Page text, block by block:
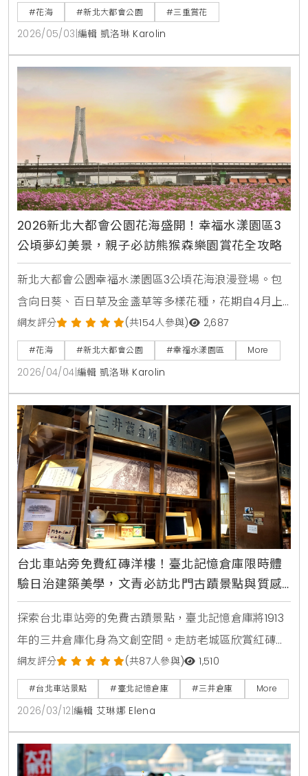
造，更透過百日草等高植株植物，成功建構出適合黃頭
扇尾鶯棲息的微生態系統，這種都市與自然的共生模
式，正是提升休閒生活品質與環境教育價值的關鍵所
在。
#花海 #新北大都會公園 #三重賞花
2026/05/03 編輯 凱洛琳 Karolin
2026新北大都會公園花海盛開！幸福水漾園區3
公頃夢幻美景，親子必訪熊猴森樂園賞花全攻略
新北大都會公園幸福水漾園區3公頃花海浪漫登場。包
含向日葵、百日草及金盞草等多樣花種，花期自4月上
旬起至5月中旬。本文整理最佳賞花時間、交通資訊及
周邊景點，是春日親子旅遊與美拍打卡的必去選擇。
網友評分 (共154人參與) 2,687
#花海 #新北大都會公園 #幸福水漾園區 More
2026/04/04 編輯 凱洛琳 Karolin
台北車站旁免費紅磚洋樓！臺北記憶倉庫限時體
驗日治建築美學，文青必訪北門古蹟景點與質感
咖啡廳
探索台北車站旁的免費古蹟景點，臺北記憶倉庫將1913
年的三井倉庫化身為文創空間。走訪老城區欣賞紅磚半
圓拱門的日治建築之美，在百年的洋樓中品嚐咖啡，感
受跨越時空的台北歷史魅力。
網友評分 (共87人參與) 1,510
#台北車站景點 #臺北記憶倉庫 #三井倉庫 More
2026/03/12 編輯 艾琳娜 Elena